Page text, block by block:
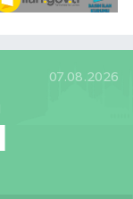
07.08.2026